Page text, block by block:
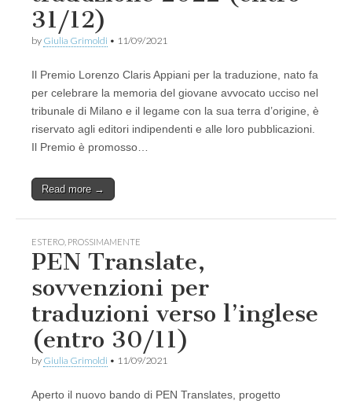
31/12)
by Giulia Grimoldi • 11/09/2021
Il Premio Lorenzo Claris Appiani per la traduzione, nato fa
per celebrare la memoria del giovane avvocato ucciso nel
tribunale di Milano e il legame con la sua terra d’origine, è
riservato agli editori indipendenti e alle loro pubblicazioni.
Il Premio è promosso…
Read more →
ESTERO PROSSIMAMENTE
PEN Translate,
sovvenzioni per
traduzioni verso l’inglese
(entro 30/11)
by Giulia Grimoldi • 11/09/2021
Aperto il nuovo bando di PEN Translates, progetto